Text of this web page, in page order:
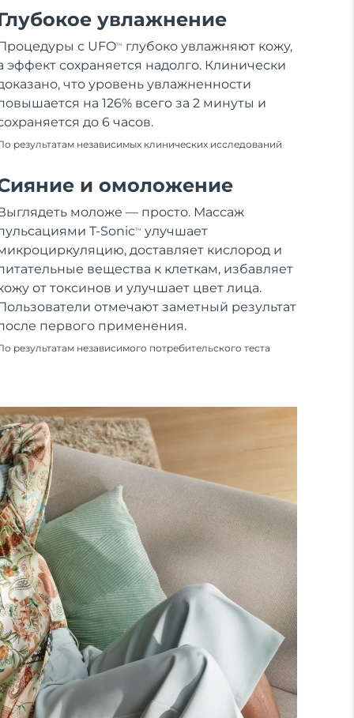
увлажнение
с UFOTM
глубоко увлажняют кожу,
эффект сохраняется надолго. Клинически
что уровень увлажненности
на 126% всего за 2 минуты и
до 6 часов.
результатам независимых клинических исследований
и омоложение
моложе — просто. Массаж
T-SonicTM
улучшает
доставляет кислород и
вещества к клеткам, избавляет
от токсинов и улучшает цвет лица.
отмечают заметный результат
первого применения.
результатам независимого потребительского теста